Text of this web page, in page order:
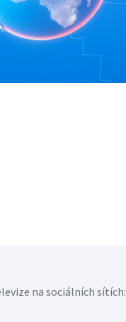
na sociálních sítích: